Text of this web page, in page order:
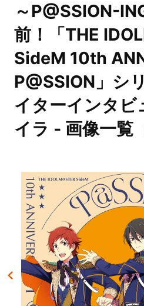
～P@SSION-
前！「THE
SideM 10th
P@SSION」シ
イターインタビ
イラ - 画像一覧